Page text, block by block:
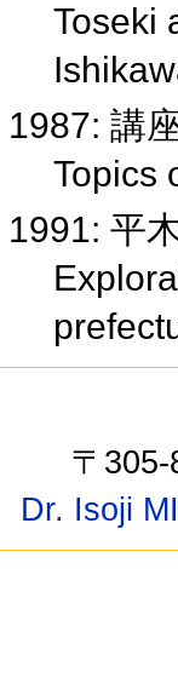
Toseki
1987: 講
Topics
1991: 平
〒
Dr. Isoji